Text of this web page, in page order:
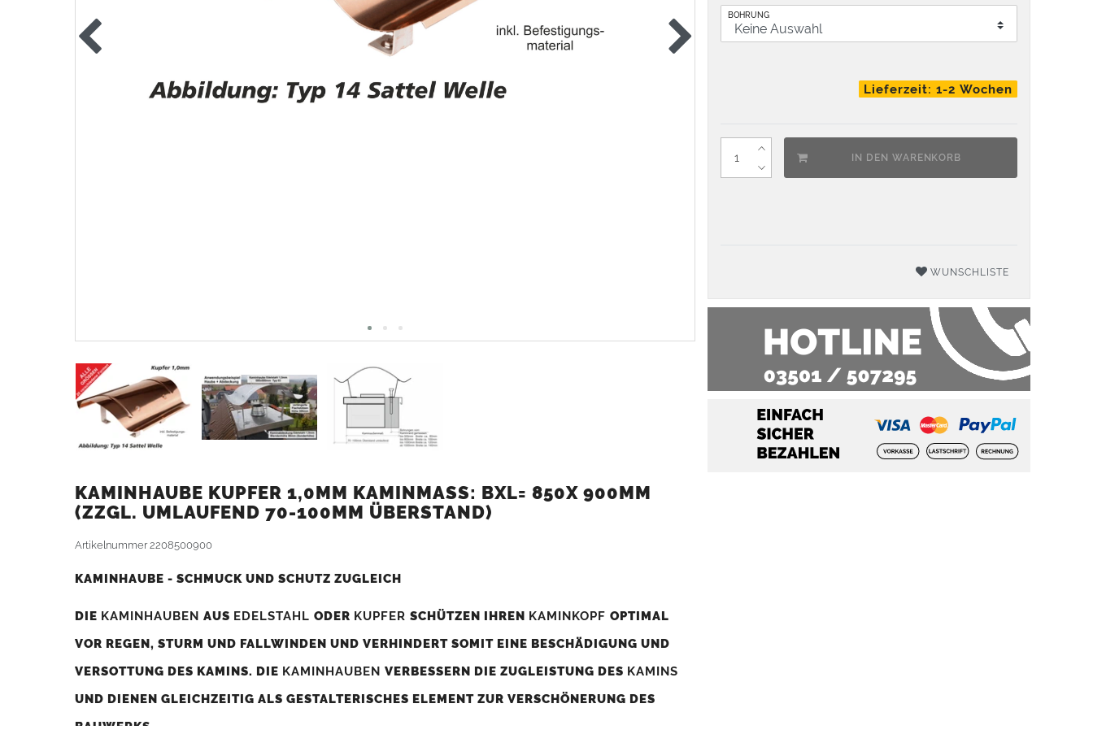
BOHRUNG
Lieferzeit: 1-2 Wochen
IN DEN WARENKORB
WUNSCHLISTE
KAMINHAUBE KUPFER 1,0MM KAMINMASS: BXL= 850X 900MM (
ZZGL. UMLAUFEND 70-100MM ÜBERSTAND)
Artikelnummer2208500900
KAMINHAUBE - SCHMUCK UND SCHUTZ ZUGLEICH
DIE KAMINHAUBEN AUS EDELSTAHL ODER KUPFER SCHÜTZEN IHREN KAMINKOPF OPTIMAL
VOR REGEN, STURM UND FALLWINDEN UND VERHINDERT SOMIT EINE BESCHÄDIGUNG UND
VERSOTTUNG DES KAMINS. DIE KAMINHAUBEN VERBESSERN DIE ZUGLEISTUNG DES KAMINS
UND DIENEN GLEICHZEITIG ALS GESTALTERISCHES ELEMENT ZUR VERSCHÖNERUNG DES
BAUWERKS.